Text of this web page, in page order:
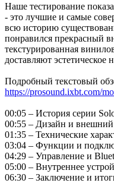
Наше тестирование
- это лучшие и самые
всю историю
понравился прекрасный
текстурированная
доставляют эстетическое
Подробный текстовый
https://prosound.ixbt.com/
00:05 – История серии
00:55 – Дизайн и
01:35 – Технические
03:04 – Функции и
04:29 – Управление и
05:00 – Внутреннее
06:30 – Заключение и